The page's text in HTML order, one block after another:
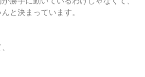
と決まっています。